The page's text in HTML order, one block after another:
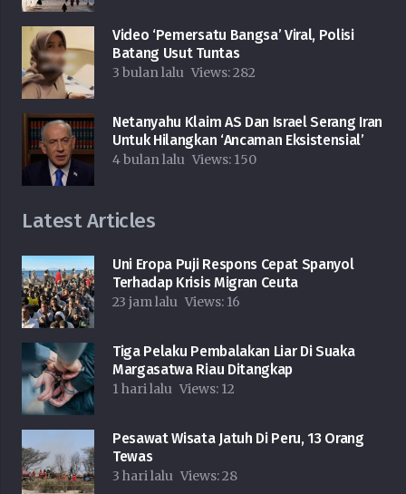
Video ‘Pemersatu Bangsa’ Viral, Polisi
Batang Usut Tuntas
3 bulan lalu Views:282
Netanyahu Klaim AS Dan Israel Serang Iran
Untuk Hilangkan ‘Ancaman Eksistensial’
4 bulan lalu Views: 150
Latest Articles
Uni Eropa Puji Respons Cepat Spanyol
Terhadap Krisis Migran Ceuta
23 jam lalu Views: 16
Tiga Pelaku Pembalakan Liar Di Suaka
Margasatwa Riau Ditangkap
1 hari lalu Views: 12
Pesawat Wisata Jatuh Di Peru, 13 Orang
Tewas
3 hari lalu Views:28